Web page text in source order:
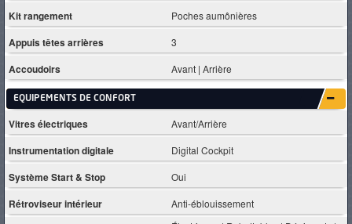
Kit rangement Poches aumônières
Appuis têtes arrières 3
Accoudoirs Avant | Arrière
EQUIPEMENTS DE CONFORT
Vitres électriques Avant/Arrière
Instrumentation digitale Digital Cockpit
Système Start & Stop Oui
Rétroviseur intérieur Anti-éblouissement